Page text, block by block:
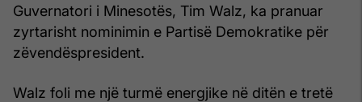
Guvernatori i Minesotës, Tim Walz, ka pranuar
zyrtarisht nominimin e Partisë Demokratike për
zëvendëspresident.
Walz foli me një turmë energjike në ditën e tretë